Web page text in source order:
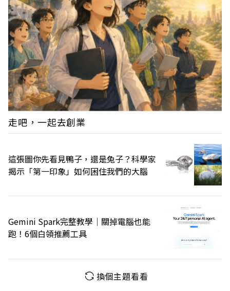
走吧，一起去創業
這張圖你先看見鴨子，還是兔子？科學家
揭示「第一印象」如何困住我們的大腦
Gemini Spark完整教學｜關掉電腦也能
跑！6個白領推薦工具
換個主題看看